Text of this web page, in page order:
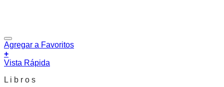
Agregar a Favoritos
+
Vista Rápida
L i b r o s